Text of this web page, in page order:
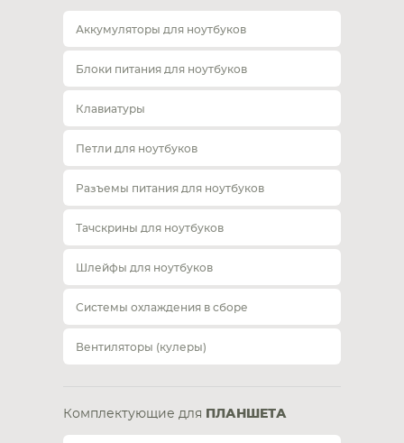
Аккумуляторы для ноутбуков
Блоки питания для ноутбуков
Клавиатуры
Петли для ноутбуков
Разъемы питания для ноутбуков
Тачскрины для ноутбуков
Шлейфы для ноутбуков
Системы охлаждения в сборе
Вентиляторы (кулеры)
Комплектующие для ПЛАНШЕТА